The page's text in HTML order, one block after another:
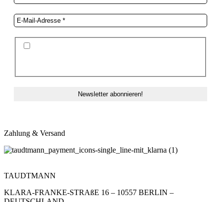
Zahlung & Versand
TAUDTMANN
KLARA-FRANKE-STRAßE 16 – 10557 BERLIN –